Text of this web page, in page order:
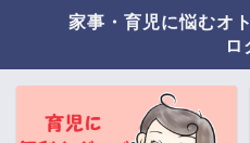
家事・育児に悩むオ
ロ